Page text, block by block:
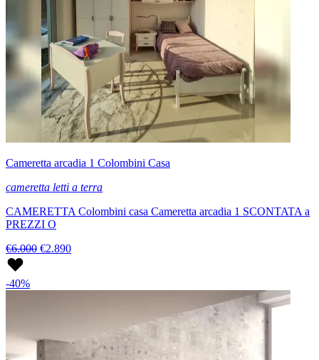
Cameretta arcadia 1 Colombini Casa
cameretta letti a terra
CAMERETTA Colombini casa Cameretta arcadia 1 SCONTATA a
PREZZI O
€6.000 €2.890
-40%